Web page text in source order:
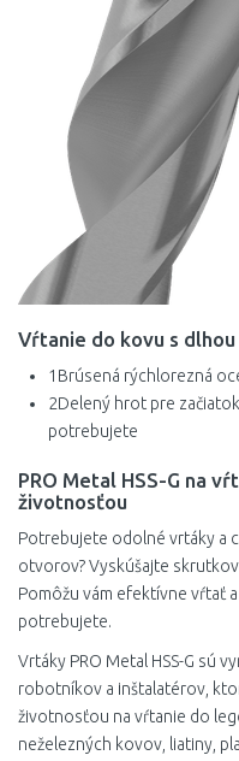
5,7 mm
5,8 mm
5,9 mm
6 mm
6,1 mm
6,2 mm
6,4 mm
6,5 mm
6,8 mm
6,9 mm
Vŕtanie do kovu s
1 Brúsená rýchlorezná
2Delený hrot pre
potrebujete
PRO Metal HSS-G na
životnosťou
Potrebujete odolné vrtáky a
otvorov? Vyskúšajte
Pomôžu vám efektívne vŕtať
potrebujete.
Vrtáky PRO Metal HSS-G sú
robotníkov a inštalatérov,
životnosťou na vŕtanie do
neželezných kovov, liatiny,